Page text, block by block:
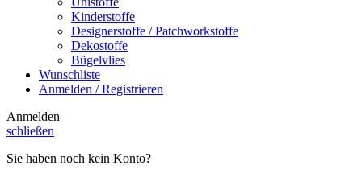
Kinderstoffe
Designerstoffe / Patchworkstoffe
Dekostoffe
Bügelvlies
Wunschliste
Anmelden / Registrieren
Anmelden
schließen
Sie haben noch kein Konto?